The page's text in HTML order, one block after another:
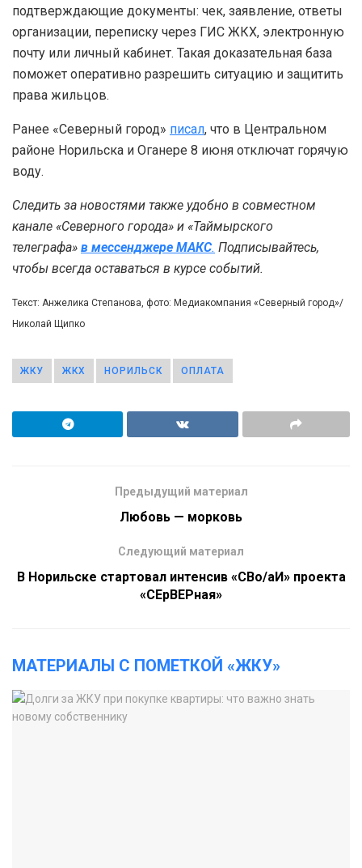
подтверждающие документы: чек, заявление, ответы
организации, переписку через ГИС ЖКХ, электронную
почту или личный кабинет. Такая доказательная база
поможет оперативно разрешить ситуацию и защитить
права жильцов.
Ранее «Северный город» писал, что в Центральном
районе Норильска и Оганере 8 июня отключат горячую
воду.
Следить за новостями также удобно в совместном
канале «Северного города» и «Таймырского
телеграфа» в мессенджере MAКС. Подписывайтесь,
чтобы всегда оставаться в курсе событий.
Текст: Анжелика Степанова, фото: Медиакомпания «Северный город»/
Николай Щипко
ЖКУ ЖКХ НОРИЛЬСК ОПЛАТА
Предыдущий материал
Любовь — морковь
Следующий материал
В Норильске стартовал интенсив «СВо/аИ» проекта
«СЕрВЕРная»
МАТЕРИАЛЫ С ПОМЕТКОЙ «ЖКУ»